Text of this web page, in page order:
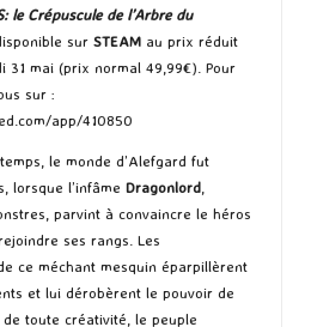
le Crépuscule de l’Arbre du
sur STEAM au prix réduit
31 mai (prix normal 49,99€). Pour
sur :
app/410850
le monde d’Alefgard fut
lorsque l’infâme Dragonlord,
parvint à convaincre le héros
ses rangs. Les
ce méchant mesquin éparpillèrent
et lui dérobèrent le pouvoir de
toute créativité, le peuple